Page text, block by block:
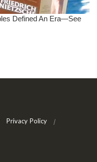
Privacy Policy